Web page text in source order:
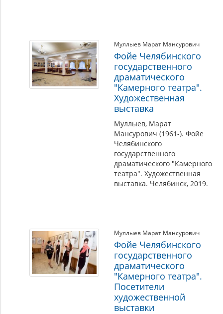
Муллыев Марат Мансурович
Фойе Челябинского
государственного
драматического
"Камерного театра".
Художественная
выставка
Муллыев, Марат
Мансурович (1961-). Фойе
Челябинского
государственного
драматического "Камерного
театра". Художественная
выставка. Челябинск, 2019.
Муллыев Марат Мансурович
Фойе Челябинского
государственного
драматического
"Камерного театра".
Посетители
художественной
выставки